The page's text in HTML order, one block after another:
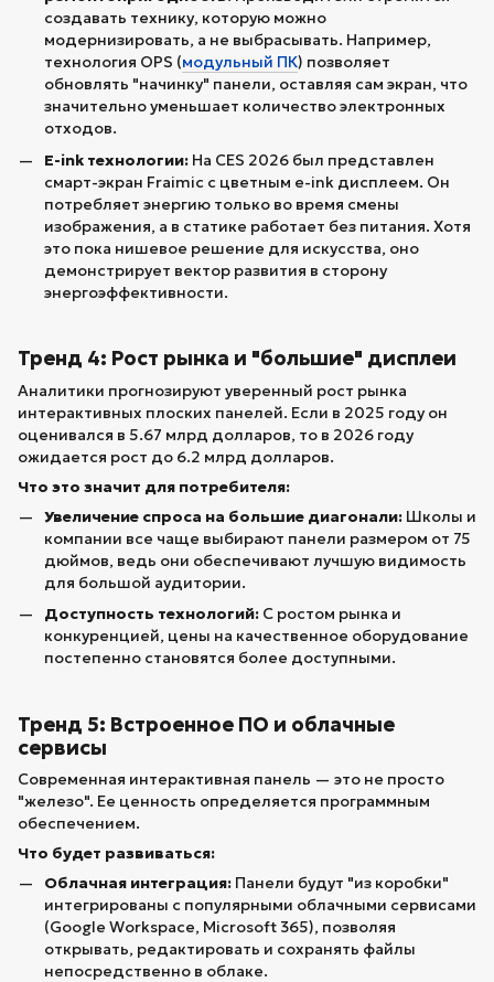
создавать технику, которую можно
модернизировать, а не выбрасывать. Например,
технология OPS (модульный ПК) позволяет
обновлять "начинку" панели, оставляя сам экран, что
значительно уменьшает количество электронных
отходов.
E-ink технологии: На CES 2026 был представлен
смарт-экран Fraimic с цветным e-ink дисплеем. Он
потребляет энергию только во время смены
изображения, а в статике работает без питания. Хотя
это пока нишевое решение для искусства, оно
демонстрирует вектор развития в сторону
энергоэффективности.
Тренд 4: Рост рынка и "большие" дисплеи
Аналитики прогнозируют уверенный рост рынка
интерактивных плоских панелей. Если в 2025 году он
оценивался в 5.67 млрд долларов, то в 2026 году
ожидается рост до 6.2 млрд долларов.
Что это значит для потребителя:
Увеличение спроса на большие диагонали: Школы и
компании все чаще выбирают панели размером от 75
дюймов, ведь они обеспечивают лучшую видимость
для большой аудитории.
Доступность технологий: С ростом рынка и
конкуренцией, цены на качественное оборудование
постепенно становятся более доступными.
Тренд 5: Встроенное ПО и облачные
сервисы
Современная интерактивная панель — это не просто
"железо". Ее ценность определяется программным
обеспечением.
Что будет развиваться:
Облачная интеграция: Панели будут "из коробки"
интегрированы с популярными облачными сервисами
(Google Workspace, Microsoft 365), позволяя
открывать, редактировать и сохранять файлы
непосредственно в облаке.